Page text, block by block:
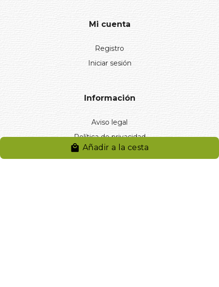
Añadir a la cesta
Mi cuenta
Registro
Iniciar sesión
Información
Aviso legal
Política de privacidad
Entregas y devoluciones